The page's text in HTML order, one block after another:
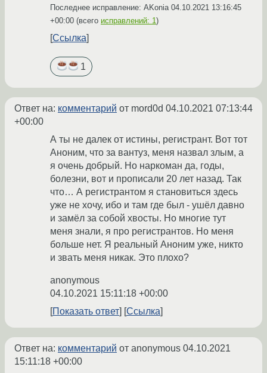
Последнее исправление: AKonia 04.10.2021 13:16:45
+00:00 (всего исправлений: 1)
Ссылка
1
Ответ на: комментарий от mord0d 04.10.2021 07:13:44
+00:00
А ты не далек от истины, регистрант. Вот тот
Аноним, что за вантуз, меня назвал злым, а
я очень добрый. Но наркоман да, годы,
болезни, вот и прописали 20 лет назад. Так
что… А регистрантом я становиться здесь
уже не хочу, ибо и там где был - ушёл давно
и замёл за собой хвосты. Но многие тут
меня знали, я про регистрантов. Но меня
больше нет. Я реальный Аноним уже, никто
и звать меня никак. Это плохо?
anonymous
04.10.2021 15:11:18 +00:00
Показать ответ
Ссылка
Ответ на: комментарий от anonymous 04.10.2021
15:11:18 +00:00